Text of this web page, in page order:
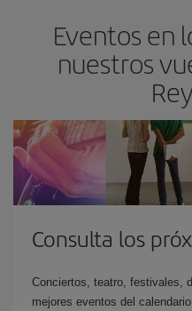
Eventos en
nuestros
Consulta los
Conciertos, teatro, festivales,
mejores eventos del